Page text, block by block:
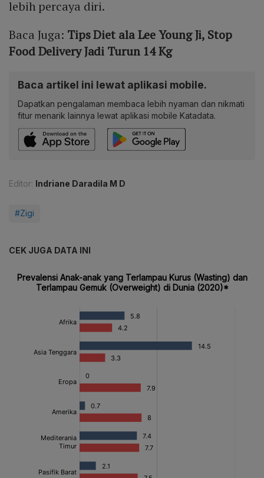
lebih percaya diri.
Baca Juga: Tips Diet ala Lee Young Ji, Stop
Food Delivery Jadi Turun 14 Kg
Baca artikel ini lewat aplikasi mobile.
Dapatkan pengalaman membaca lebih nyaman dan nikmati
fitur menarik lainnya lewat aplikasi mobile Katadata.
Editor: Indriane Daradila M D
#Zigi
CEK JUGA DATA INI